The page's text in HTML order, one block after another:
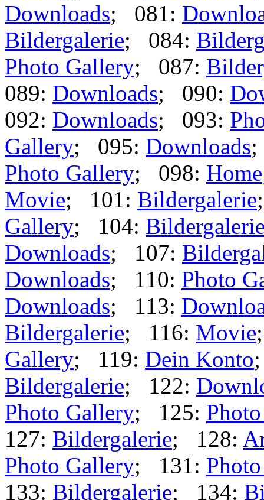
Downloads; 081:
Bildergalerie; 084:
Photo Gallery; 087:
089: Downloads; 090:
092: Downloads; 093:
Gallery; 095: Downloads
Photo Gallery; 098: Home
Movie; 101: Bildergalerie
Gallery; 104:
Downloads; 107:
Downloads; 110: Photo
Downloads; 113:
Bildergalerie; 116: Movie
Gallery; 119: Dein Konto
Bildergalerie; 122:
Photo Gallery; 125:
127: Bildergalerie; 128:
Photo Gallery; 131:
133: Bildergalerie; 134: